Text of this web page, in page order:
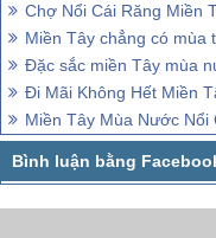
Chợ Nổi Cái Răng Miền
Miền Tây chẳng có mùa thu đúng
Đặc sắc miền Tây mùa
Đi Mãi Không Hết Miền
Miền Tây Mùa Nước Nổi